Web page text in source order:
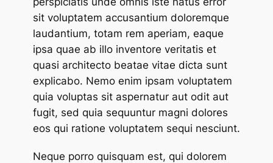
sit voluptatem accusantium doloremque
laudantium, totam rem aperiam, eaque
ipsa quae ab illo inventore veritatis et
quasi architecto beatae vitae dicta sunt
explicabo. Nemo enim ipsam voluptatem
quia voluptas sit aspernatur aut odit aut
fugit, sed quia sequuntur magni dolores
eos qui ratione voluptatem sequi nesciunt.
Neque porro quisquam est, qui dolorem